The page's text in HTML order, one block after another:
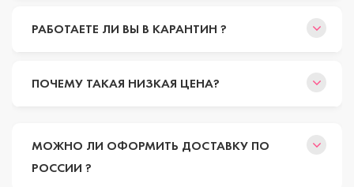
РАБОТАЕТЕ ЛИ ВЫ В КАРАНТИН ?
ПОЧЕМУ ТАКАЯ НИЗКАЯ ЦЕНА?
МОЖНО ЛИ ОФОРМИТЬ ДОСТАВКУ ПО
РОССИИ ?